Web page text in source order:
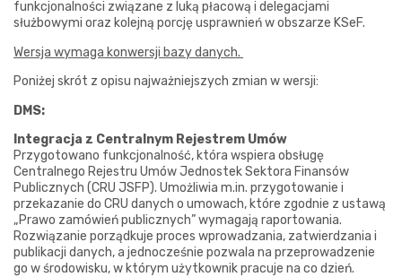
funkcjonalności związane z luką płacową i delegacjami
służbowymi oraz kolejną porcję usprawnień w obszarze KSeF.
Wersja wymaga konwersji bazy danych.
Poniżej skrót z opisu najważniejszych zmian w wersji:
DMS:
Integracja z Centralnym Rejestrem Umów
Przygotowano funkcjonalność, która wspiera obsługę
Centralnego Rejestru Umów Jednostek Sektora Finansów
Publicznych (CRU JSFP). Umożliwia m.in. przygotowanie i
przekazanie do CRU danych o umowach, które zgodnie z ustawą
„Prawo zamówień publicznych” wymagają raportowania.
Rozwiązanie porządkuje proces wprowadzania, zatwierdzania i
publikacji danych, a jednocześnie pozwala na przeprowadzenie
go w środowisku, w którym użytkownik pracuje na co dzień.